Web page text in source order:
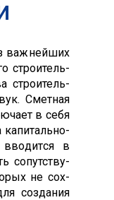
важ­ней­ших
стро­итель­
стро­итель­
Смет­ная
в се­бя
ка­питаль­но­
вво­дит­ся в
со­путс­тву­
не сох­
соз­да­ния